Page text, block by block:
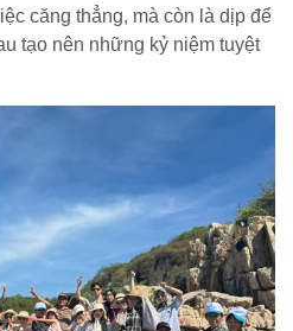
căng thẳng, mà còn là dịp để
tạo nên những kỷ niệm tuyệt